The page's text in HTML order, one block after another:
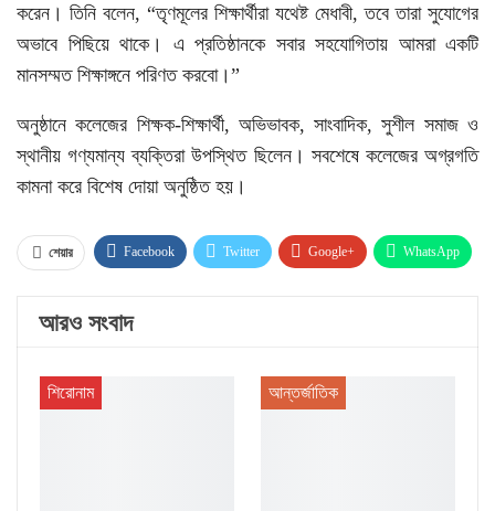
করেন। তিনি বলেন, “তৃণমূলের শিক্ষার্থীরা যথেষ্ট মেধাবী, তবে তারা সুযোগের
অভাবে পিছিয়ে থাকে। এ প্রতিষ্ঠানকে সবার সহযোগিতায় আমরা একটি
মানসম্মত শিক্ষাঙ্গনে পরিণত করবো।”
অনুষ্ঠানে কলেজের শিক্ষক-শিক্ষার্থী, অভিভাবক, সাংবাদিক, সুশীল সমাজ ও
স্থানীয় গণ্যমান্য ব্যক্তিরা উপস্থিত ছিলেন। সবশেষে কলেজের অগ্রগতি
কামনা করে বিশেষ দোয়া অনুষ্ঠিত হয়।
শেয়ার Facebook Twitter Google+ WhatsApp
প্রিন্ট
আরও সংবাদ
শিরোনাম আন্তর্জাতিক